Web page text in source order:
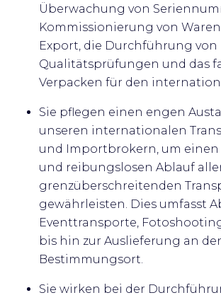
Überwachung von
Kommissionierung von
Export, die Durchführung von
Qualitätsprüfungen und das
Verpacken für den
Sie pflegen einen engen
unseren internationalen
und Importbrokern, um
und reibungslosen Ablauf
grenzüberschreitenden
gewährleisten. Dies umfasst
Eventtransporte,
bis hin zur Auslieferung an
Bestimmungsort.
Sie wirken bei der